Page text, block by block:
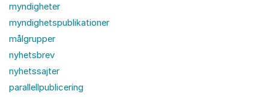
myndigheter
myndighetspublikationer
målgrupper
nyhetsbrev
nyhetssajter
parallellpublicering